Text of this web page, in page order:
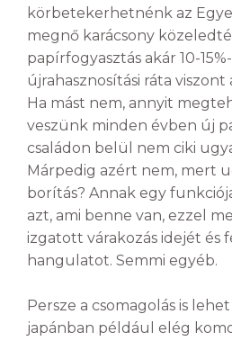
körbetekerhetnénk az
megnő karácsony
papírfogyasztás akár 10-
újrahasznosítási ráta viszont
Ha mást nem, annyit
veszünk minden évben új
családon belül nem ciki
Márpedig azért nem, mert
borítás? Annak egy
azt, ami benne van, ezzel
izgatott várakozás idejét és
hangulatot. Semmi egyéb.
Persze a csomagolás is
japánban például elég